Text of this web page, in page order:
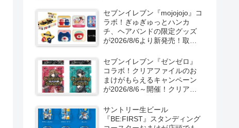
セブンイレブン『mojojojo』コ
ラボ！ぎゅぎゅっとハンカ
チ、ヘアバンドの限定グッズ
が2026/8/6より新発売！取扱
セブンイレブン『ゼンゼロ』
コラボ！クリアファイルのお
まけがもらえるキャンペーン
が2026/8/6～開催！クリアカ
売！
サントリー生ビール
『BE:FIRST』スタンディング